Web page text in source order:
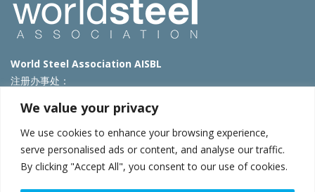
We value your privacy
We use cookies to enhance your browsing experience,
serve personalised ads or content, and analyse our traffic.
By clicking "Accept All", you consent to our use of cookies.
World Steel Association AISBL
注册办事处：
T: +32 2 702 89 00 – E:steel@worldsteel.org
北京市朝阳区霄云路40号院国航世纪大厦1号楼3层3F
E:china@worldsteel.org